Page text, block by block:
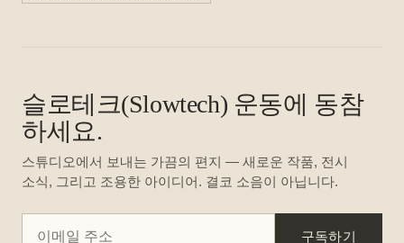
슬로테크(Slowtech) 운동에 동참
하세요.
스튜디오에서 보내는 가끔의 편지 — 새로운 작품, 전시
소식, 그리고 조용한 아이디어. 결코 소음이 아닙니다.
구독하기